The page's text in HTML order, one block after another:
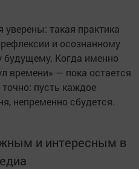
такая практика
и осознанному
Когда именно
времени» — пока остается
пусть каждое
непременно сбудется.
и интересным в